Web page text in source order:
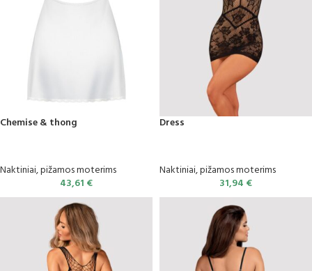
Chemise & thong
Naktiniai, pižamos moterims
43,61 €
Dress
Naktiniai, pižamos moterims
31,94 €